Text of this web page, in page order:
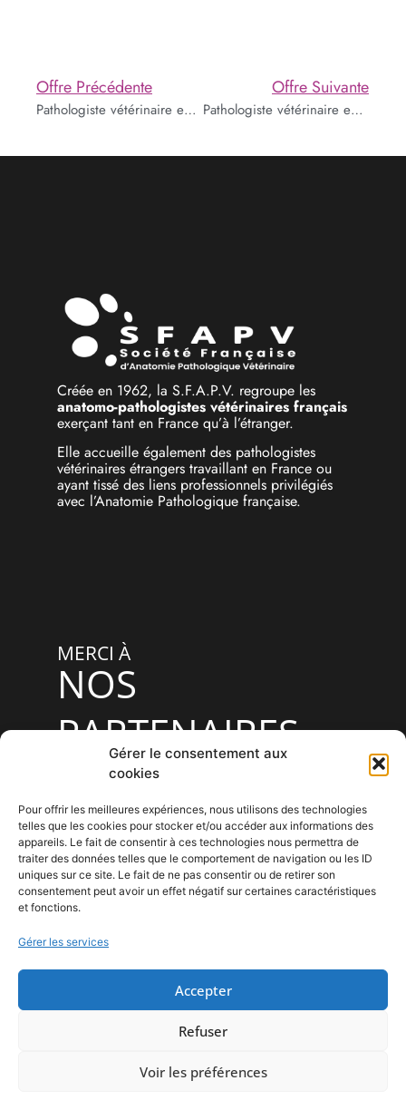
Gérer le consentement aux
cookies
Pour offrir les meilleures expériences, nous utilisons des technologies
telles que les cookies pour stocker et/ou accéder aux informations des
appareils. Le fait de consentir à ces technologies nous permettra de
traiter des données telles que le comportement de navigation ou les ID
uniques sur ce site. Le fait de ne pas consentir ou de retirer son
consentement peut avoir un effet négatif sur certaines caractéristiques
et fonctions.
Gérer les services
Accepter
Refuser
Voir les préférences
Offre Précédente
Pathologiste vétérinaire en recherche préclinique
Offre Suivante
Pathologiste vétérinaire en laboratoire de diagnostic
Créée en 1962, la S.F.A.P.V. regroupe les
anatomo-pathologistes vétérinaires français
exerçant tant en France qu’à l’étranger.
Elle accueille également des pathologistes
vétérinaires étrangers travaillant en France ou
ayant tissé des liens professionnels privilégiés
avec l’Anatomie Pathologique française.
MERCI À
NOS
PARTENAIRES
Politique de cookies (UE)
Connexion Agence Lemon